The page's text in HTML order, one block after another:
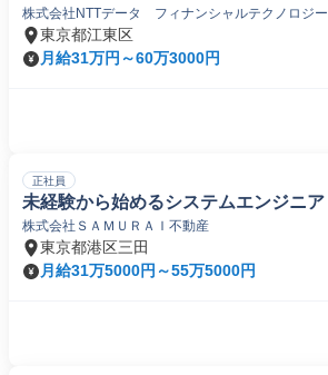
株式会社NTTデータ フィナンシャルテクノロジー
東京都江東区
月給31万円～60万3000円
正社員
未経験から始めるシステムエンジニア
株式会社ＳＡＭＵＲＡＩ不動産
東京都港区三田
月給31万5000円～55万5000円